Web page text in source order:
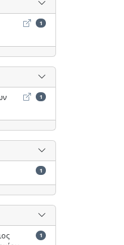
Σχολή Κοινωνικών
1
Διοίκηση Επιχειρήσεων
1
1
1